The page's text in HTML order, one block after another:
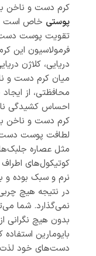
کرم دست و ناخن
پوستی خاص است
تقویت پوست
فرمولاسیون این
دریایی، کلاژن
میان کرم دست و
محافظتی، از
احساس کشیدگی
کرم دست و ناخن
لطافت پوست دست
مثل عصاره
کوتیکول‌های
نرم و سبک بوده
در نتیجه هیچ
نمی‌گذارد. شما
بدون هیچ
بایومارین
دست‌های خود لذت